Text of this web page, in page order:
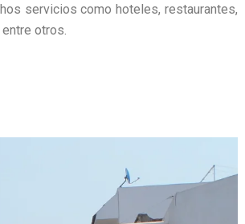
servicios como hoteles, restaurantes,
otros.